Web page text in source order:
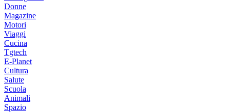
Donne
Magazine
Motori
Viaggi
Cucina
Tgtech
E-Planet
Cultura
Salute
Scuola
Animali
Spazio